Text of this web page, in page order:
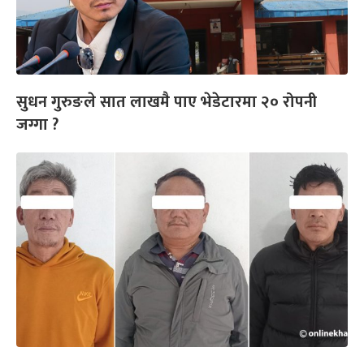
सुधन गुरुङले सात लाखमै पाए भेडेटारमा २० रोपनी
जग्गा ?